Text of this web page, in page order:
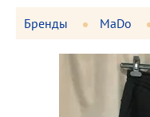
Бренды MaDo
Большая